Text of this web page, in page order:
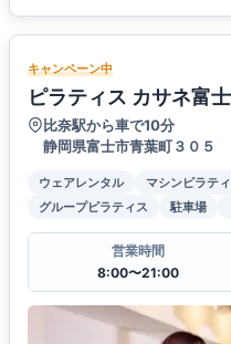
キャンペーン中
ピラティス カサネ富
比奈駅から車で10分
静岡県富士市青葉町３０５
ウェアレンタル マシンピラテ
グループピラティス
駐車場
営業時間
8:00〜21:00